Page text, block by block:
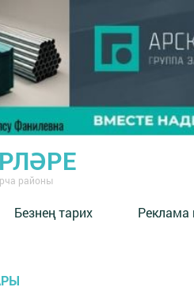
районы
Безнең тарих Реклама